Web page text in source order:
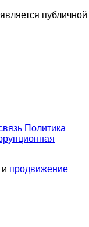
публичной
Политика
и продвижение